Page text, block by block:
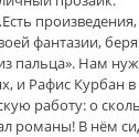
фантазии, беря
пальца». Нам
и Рафис Курбан
работу: о
романы! В нём